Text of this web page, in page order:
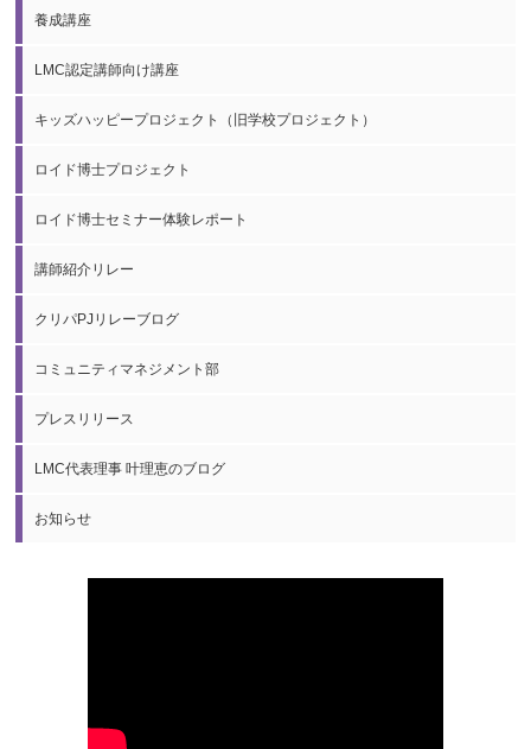
養成講座
LMC認定講師向け講座
キッズハッピープロジェクト（旧学校プロジェクト）
ロイド博士プロジェクト
ロイド博士セミナー体験レポート
講師紹介リレー
クリパPJリレーブログ
コミュニティマネジメント部
プレスリリース
LMC代表理事 叶理恵のブログ
お知らせ